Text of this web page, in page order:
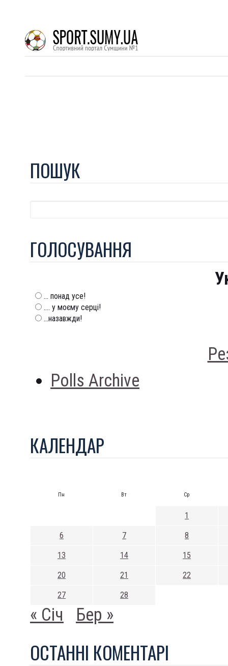
ПОШУК
ГОЛОСУВАННЯ
... понад усе!
.... у моєму серці!
...назавжди!
Polls Archive
КАЛЕНДАР
Пн Вт Ср
1
6 7 8
13 14 15
20 21 22
27 28
« Січ Бер »
ОСТАННI КОМЕНТАРI